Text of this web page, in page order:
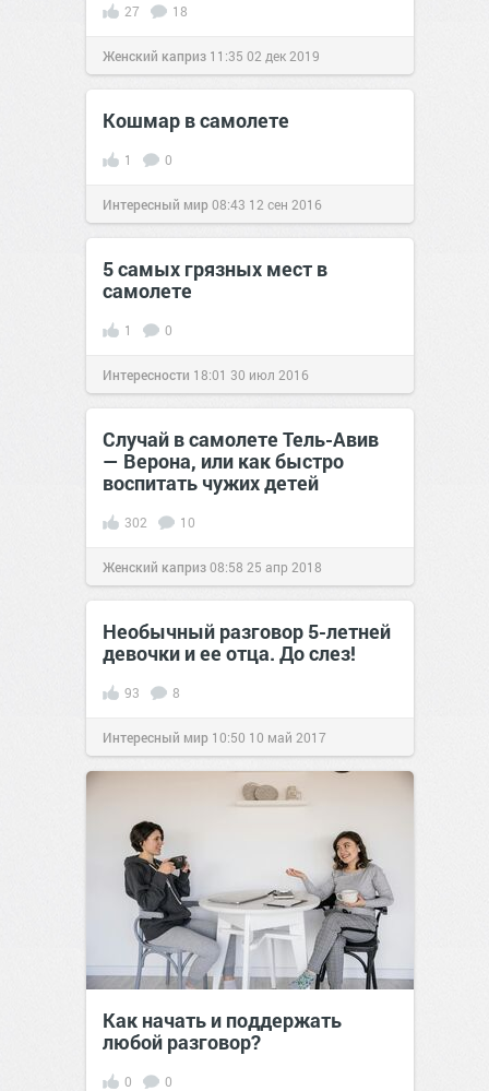
27 18
Женский каприз 11:35 02 дек 2019
Кошмар в самолете
1 0
Интересный мир08:43 12 сен 2016
5 самых грязных мест в
самолете
1 0
Интересности 18:01 30 июл 2016
Случай в самолете Тель-Авив
— Верона, или как быстро
воспитать чужих детей
302 10
Женский каприз08:58 25 апр 2018
Необычный разговор 5-летней
девочки и ее отца. До слез!
93 8
Интересный мир 10:50 10 май 2017
Как начать и поддержать
любой разговор?
0 0